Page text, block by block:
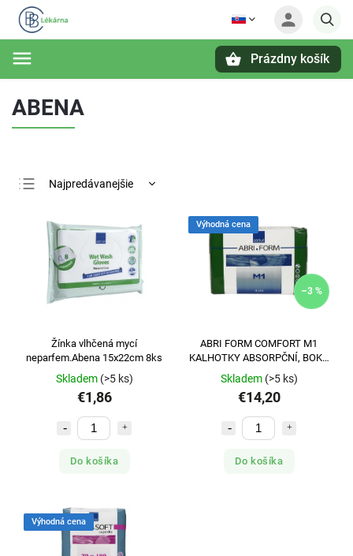
Prázdny košík
ABENA
Najpredávanejšie
Najdrahšie
Abecedne
Žínka vlhčená mycí
neparfem.Abena 15x22cm 8ks
Skladem (>5 ks)
€1,86
Do košíka
Výhodná cena
–3 %
ABRI FORM COMFORT M1
KALHOTKY ABSORPČNÍ, BOKY
70-110CM, 2100ML, 26KS
Skladem (>5 ks)
€14,20
Do košíka
Výhodná cena